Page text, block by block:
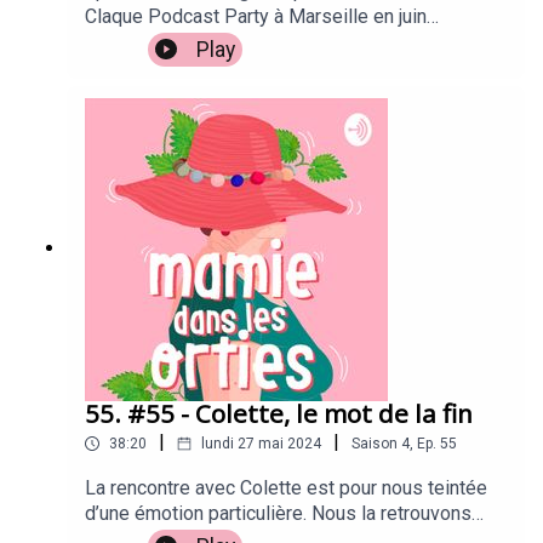
Claque Podcast Party à Marseille en juin
2024.Co-animation avec Laure Sari du podcast :
Simone t'emmène.Agnès est une fée aux cheveux
bleus, elle habite dans les quartiers nords et
nous en parle avec vigueur et joie. Elle a le rire
dans la voix et nous touche par la sincérité du
propos. Bonne écoute !Pour découvrir Courchevel
Confidentiel, c'est ici
Play
55. #55 - Colette, le mot de la fin
38:20 | lundi 27 mai 2024 | Saison 4, Ep. 55
La rencontre avec Colette est pour nous teintée
d’une émotion particulière. Nous la retrouvons